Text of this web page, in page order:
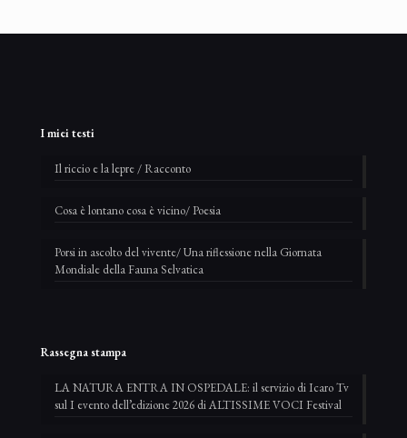
I miei testi
Il riccio e la lepre / Racconto
Cosa è lontano cosa è vicino/ Poesia
Porsi in ascolto del vivente/ Una riflessione nella Giornata
Mondiale della Fauna Selvatica
Rassegna stampa
LA NATURA ENTRA IN OSPEDALE: il servizio di Icaro Tv
sul I evento dell’edizione 2026 di ALTISSIME VOCI Festival